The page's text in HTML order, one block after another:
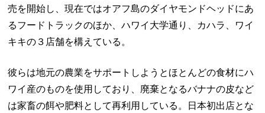
売を開始し、現在ではオアフ島のダイヤモンドヘッドにあ
るフードトラックのほか、ハワイ大学通り、カハラ、ワイ
キキの３店舗を構えている。
彼らは地元の農業をサポートしようとほとんどの食材にハ
ワイ産のものを使用しており、廃棄となるバナナの皮など
は家畜の餌や肥料として再利用している。日本初出店とな